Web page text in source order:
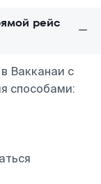
рейс
Вакканаи с
способами: